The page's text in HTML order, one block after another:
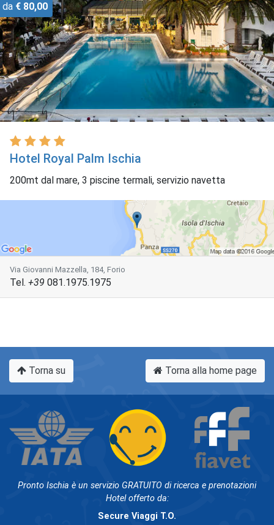
da € 80,00
Hotel Royal Palm Ischia
200mt dal mare, 3 piscine termali, servizio navetta
Via Giovanni Mazzella, 184, Forio
Tel. +39 081.1975.1975
Torna su Torna alla home page
Pronto Ischia è un servizio GRATUITO di ricerca e prenotazioni
Hotel offerto da:
Secure Viaggi T.O.